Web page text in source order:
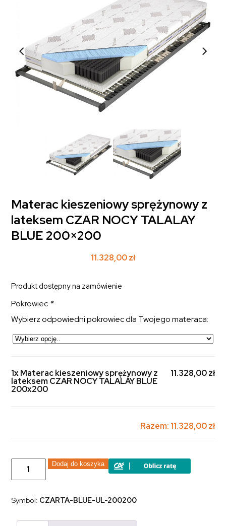
Materac kieszeniowy sprężynowy z
lateksem CZAR NOCY TALALAY
BLUE 200×200
11.328,00zł
Produkt dostępny na zamówienie
Pokrowiec *
Wybierz odpowiedni pokrowiec dla Twojego materaca:
1x Materac kieszeniowy sprężynowy z
lateksem CZAR NOCY TALALAY BLUE
200x200
11.328,00 zł
Razem: 11.328,00 zł
ilość
Materac
kieszeniowy
lateksem
NOCY
Dodaj do koszyka
Symbol: CZARTA-BLUE-UL-200200